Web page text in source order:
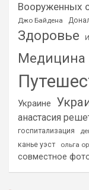
Вооруженных
Джо Байдена
Здоровье
Медицина
Украине
анастасия
госпитализация
канье уэст
ольга
совместное